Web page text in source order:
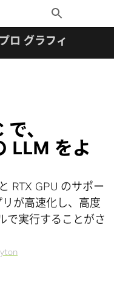
Toggle
Search
プロ グラフィックス
、
LLM をよ
RTX GPU のサポー
が高速化し、高度
で実行することがさ